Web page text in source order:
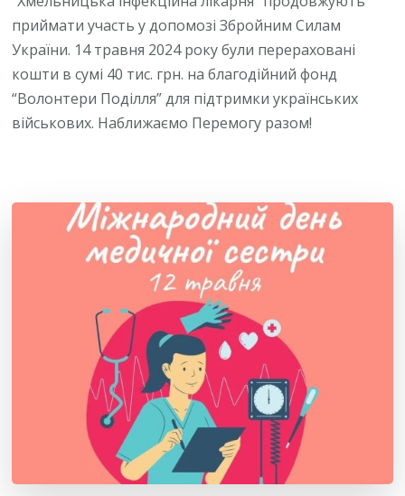
приймати участь у допомозі Збройним Силам
України. 14 травня 2024 року були перераховані
кошти в сумі 40 тис. грн. на благодійний фонд
“Волонтери Поділля” для підтримки українських
військових. Наближаємо Перемогу разом!